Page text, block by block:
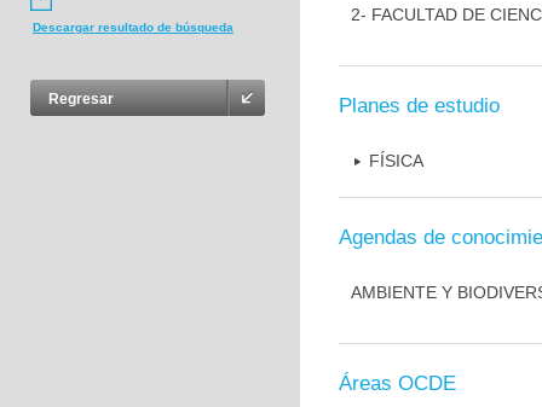
Descargar resultado de búsqueda
Regresar
2- FACULTAD DE
Planes de estudio
FÍSICA
Agendas de
AMBIENTE Y
Áreas OCDE